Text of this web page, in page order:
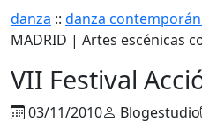
danza :: danza
MADRID | Artes escénicas
VII Festival
03/11/2010 Blogestudio